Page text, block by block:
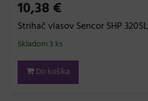
10,38 €
Strihač vlasov Sencor SHP 320SL
Skladom 3 ks
Do košíka